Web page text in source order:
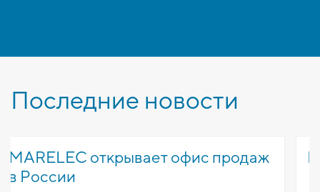
Последние новости
офис продаж MARELEC